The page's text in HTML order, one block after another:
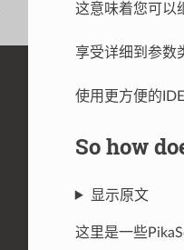
这意味着您可以
享受详细到参数
使用更方便的
So how
显示原文
这里是一些